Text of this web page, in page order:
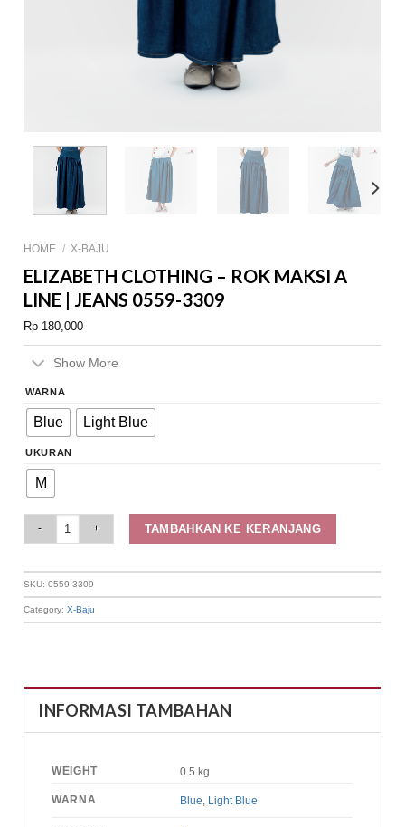
HOME / X-BAJU
ELIZABETH CLOTHING – ROK MAKSI A
LINE | JEANS 0559-3309
Rp 180,000
Show More
WARNA
Blue Light Blue
UKURAN
M
TAMBAHKAN KE KERANJANG
SKU:0559-3309
Category:X-Baju
INFORMASI TAMBAHAN
WEIGHT 0.5 kg
WARNA Blue Light Blue